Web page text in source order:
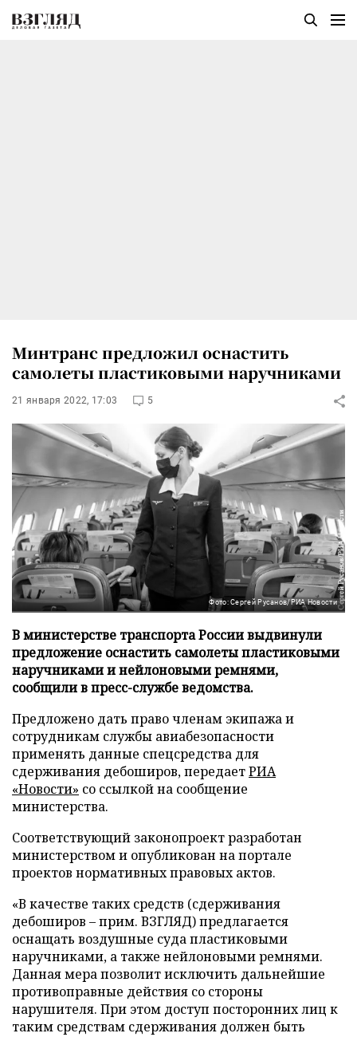
Минтранс предложил оснастить
самолеты пластиковыми наручниками
21 января 2022, 17:03 5
Фото: Сергей Русанов/РИА Новости
В министерстве транспорта России выдвинули
предложение оснастить самолеты пластиковыми
наручниками и нейлоновыми ремнями,
сообщили в пресс-службе ведомства.
Предложено дать право членам экипажа и
сотрудникам службы авиабезопасности
применять данные спецсредства для
сдерживания дебоширов, передаетРИА
«Новости» со ссылкой на сообщение
министерства.
Соответствующий законопроект разработан
министерством и опубликован на портале
проектов нормативных правовых актов.
«В качестве таких средств (сдерживания
дебоширов – прим. ВЗГЛЯД) предлагается
оснащать воздушные суда пластиковыми
наручниками, а также нейлоновыми ремнями.
Данная мера позволит исключить дальнейшие
противоправные действия со стороны
нарушителя. При этом доступ посторонних лиц к
таким средствам сдерживания должен быть